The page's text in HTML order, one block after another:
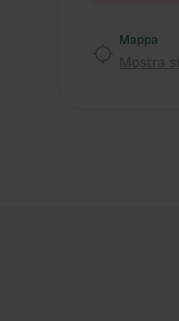
Mappa